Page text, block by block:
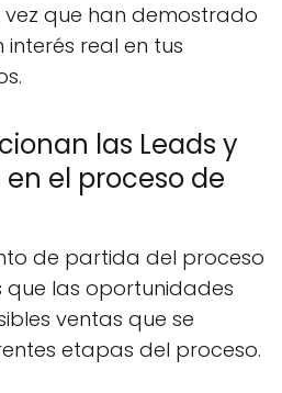
que han demostrado
real en tus
las Leads y
el proceso de
de partida del proceso
que las oportunidades
ventas que se
etapas del proceso.